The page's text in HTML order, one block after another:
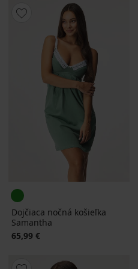
Dojčiaca nočná košieľka
Samantha
65,99 €